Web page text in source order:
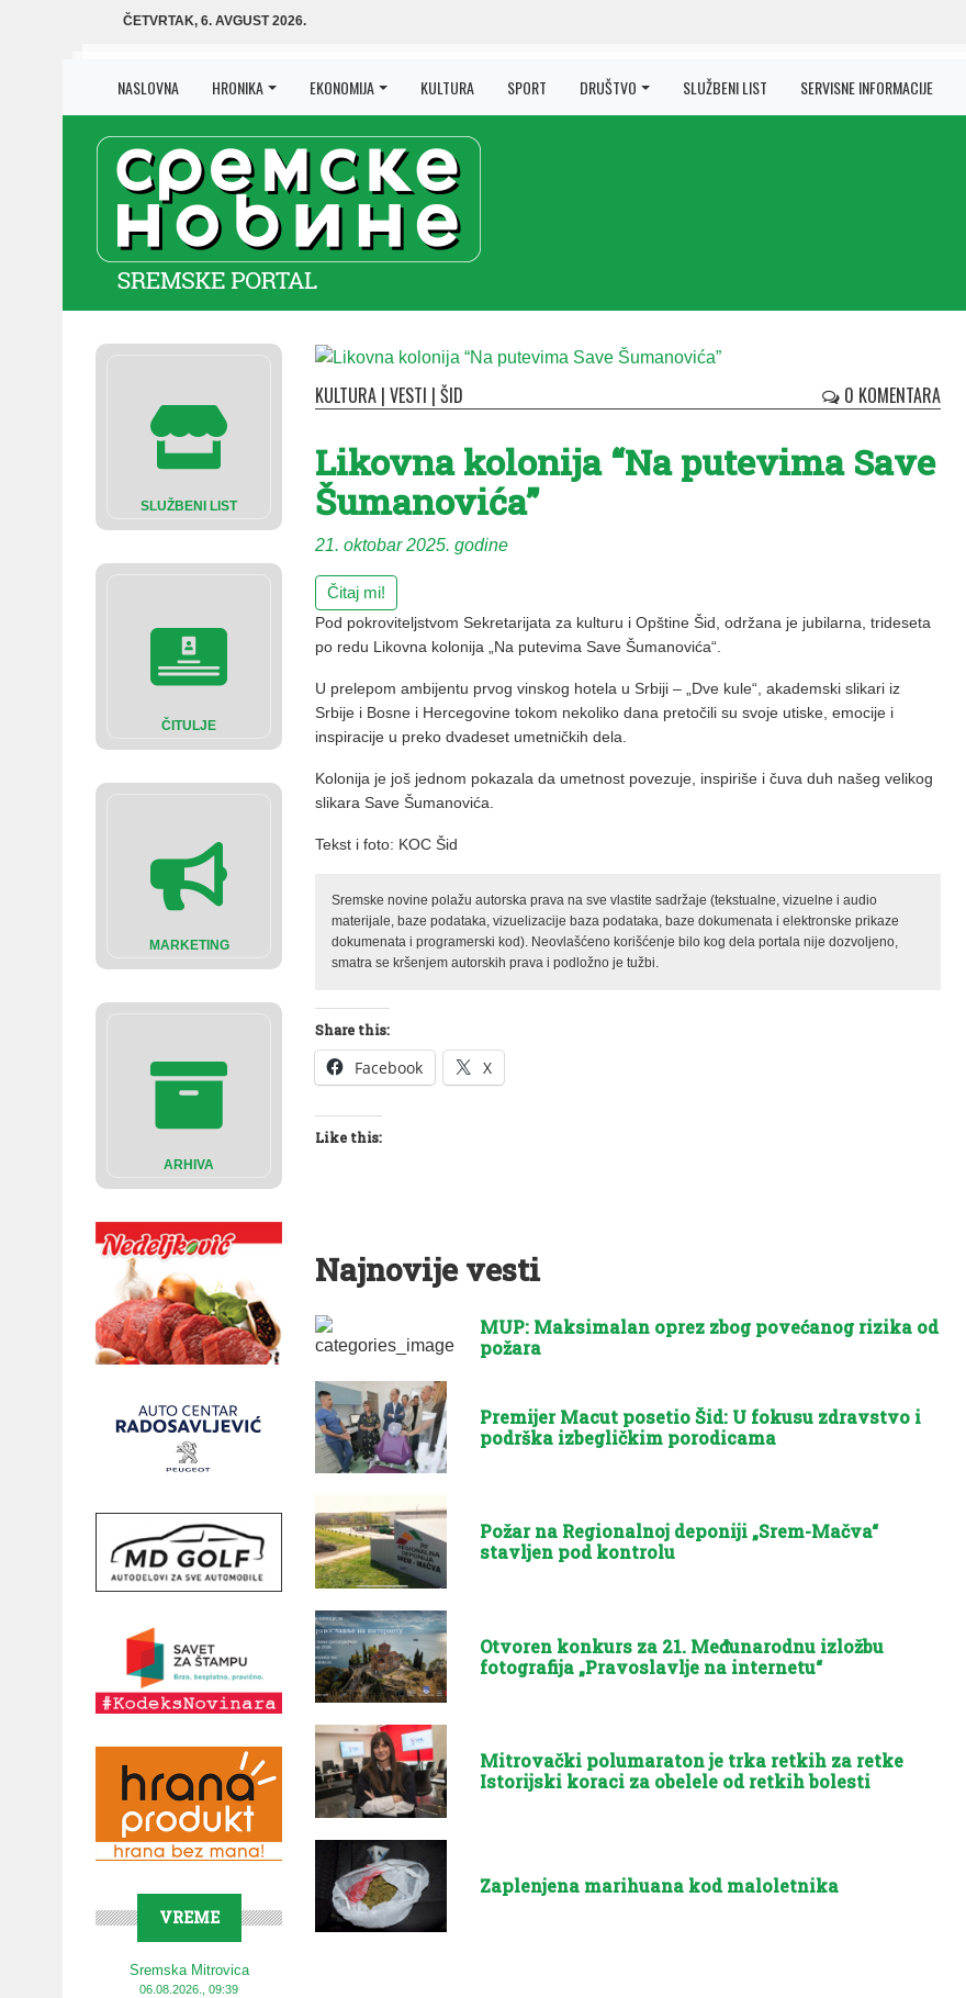
ČETVRTAK, 6. AVGUST 2026.
NASLOVNA HRONIKA EKONOMIJA KULTURA SPORT DRUŠTVO SLUŽBENI LIST SERVISNE INFORMACIJE
SLUŽBENI LIST
ČITULJE
MARKETING
ARHIVA
VREME
Sremska Mitrovica
06.08.2026., 09:39
KULTURA | VESTI | ŠID 0 KOMENTARA
Likovna kolonija “Na putevima Save
Šumanovića”
21. oktobar 2025. godine
Čitaj mi!
Pod pokroviteljstvom Sekretarijata za kulturu i Opštine Šid, održana je jubilarna, trideseta
po redu Likovna kolonija „Na putevima Save Šumanovića“.
U prelepom ambijentu prvog vinskog hotela u Srbiji – „Dve kule“, akademski slikari iz
Srbije i Bosne i Hercegovine tokom nekoliko dana pretočili su svoje utiske, emocije i
inspiracije u preko dvadeset umetničkih dela.
Kolonija je još jednom pokazala da umetnost povezuje, inspiriše i čuva duh našeg velikog
slikara Save Šumanovića.
Tekst i foto: KOC Šid
Sremske novine polažu autorska prava na sve vlastite sadržaje (tekstualne, vizuelne i audio
materijale, baze podataka, vizuelizacije baza podataka, baze dokumenata i elektronske prikaze
dokumenata i programerski kod). Neovlašćeno korišćenje bilo kog dela portala nije dozvoljeno,
smatra se kršenjem autorskih prava i podložno je tužbi.
Share this:
Facebook X
Like this:
Najnovije vesti
MUP: Maksimalan oprez zbog povećanog rizika od
požara
Premijer Macut posetio Šid: U fokusu zdravstvo i
podrška izbegličkim porodicama
Požar na Regionalnoj deponiji „Srem-Mačva“
stavljen pod kontrolu
Otvoren konkurs za 21. Međunarodnu izložbu
fotografija „Pravoslavlje na internetu“
Mitrovački polumaraton je trka retkih za retke
Istorijski koraci za obelele od retkih bolesti
Zaplenjena marihuana kod maloletnika